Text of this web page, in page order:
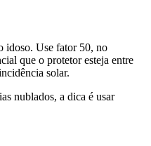
idoso. Use fator 50, no
que o protetor esteja entre
solar.
nublados, a dica é usar